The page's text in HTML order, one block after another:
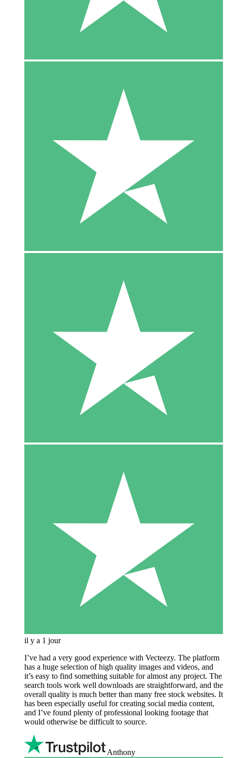
il y a 1 jour
I’ve had a very good experience with Vecteezy. The platform
has a huge selection of high quality images and videos, and
it’s easy to find something suitable for almost any project. The
search tools work well downloads are straightforward, and the
overall quality is much better than many free stock websites. It
has been especially useful for creating social media content,
and I’ve found plenty of professional looking footage that
would otherwise be difficult to source.
Anthony